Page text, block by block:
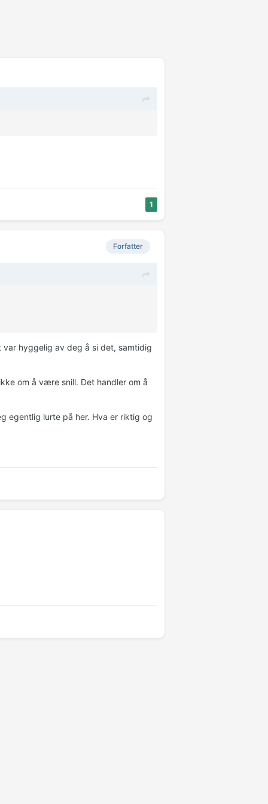
1
Forfatter
hyggelig av deg å si det, samtidig
om å være snill. Det handler om å
egentlig lurte på her. Hva er riktig og